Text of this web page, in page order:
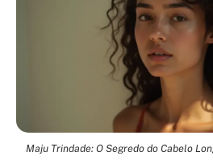
Maju Trindade: O Segredo do Cabelo